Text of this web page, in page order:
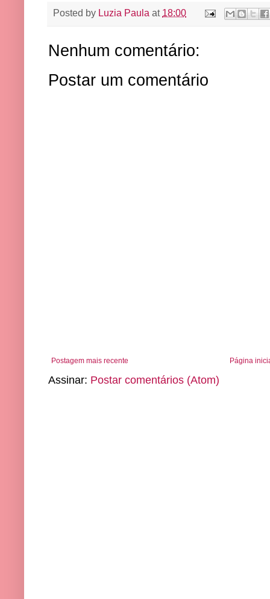
Posted by Luzia Paula at 18:00
Nenhum comentário:
Postar um comentário
Postagem mais recente Página
Assinar: Postar comentários (Atom)